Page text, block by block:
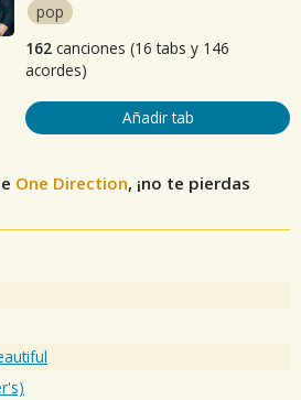
pop
162 canciones (16 tabs y 146
acordes)
Añadir tab
One Direction, ¡no te pierdas